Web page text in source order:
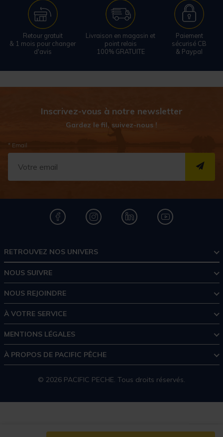
Retour gratuit
& 1 mois pour changer
d'avis
Livraison en magasin et
point relais
100% GRATUITE
Paiement
sécurisé CB
& Paypal
Inscrivez-vous à notre newsletter
Gardez le fil, suivez-nous !
* Email
RETROUVEZ NOS UNIVERS
NOUS SUIVRE
NOUS REJOINDRE
À VOTRE SERVICE
MENTIONS LÉGALES
À PROPOS DE PACIFIC PÊCHE
© 2026 PACIFIC PECHE. Tous droits réservés.